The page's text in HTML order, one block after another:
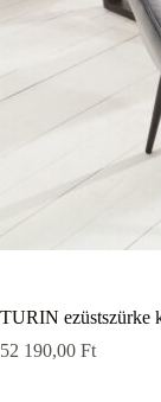
TURIN ezüstszürke
52 190,00 Ft